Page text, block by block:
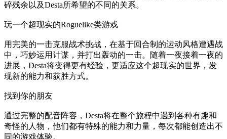
碎残余以及Desta所希望的不同的关系。
玩一个超现实的Roguelike类游戏
用完美的一击克服战术挑战，在基于回合制的运动风格遭遇战
中，巧妙运用计谋，并打出轰动的一击。随着一夜接着一夜的
进展，Desta将变得更有经验，更适应这个超现实的世界，发
现新的能力和获胜方式。
找到你的朋友
通过完整的配音阵容，Desta将在整个旅程中遇到各种有趣和
奇怪的人物，他们都有特殊的能力和力量，每次都能创造出不
同的游戏体验。